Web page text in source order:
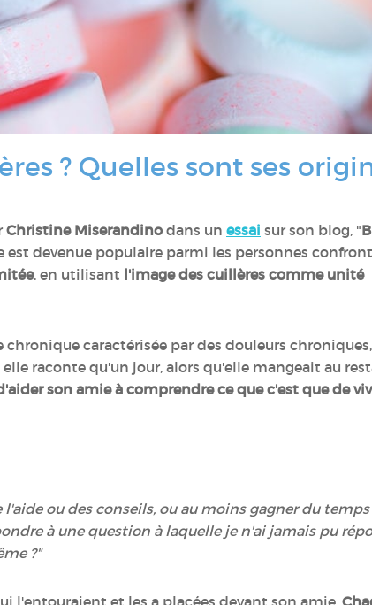
? Quelles sont ses
Christine Miserandino dans un essai sur son blog, "
devenue populaire parmi les personnes
, en utilisant l'image des cuillères comme unité
caractérisée par des douleurs
raconte qu'un jour, alors qu'elle mangeait au
son amie à comprendre ce que c'est que de
ou des conseils, ou au moins gagner du
à une question à laquelle je n'ai jamais pu
?"
l'entouraient et les a placées devant son amie.